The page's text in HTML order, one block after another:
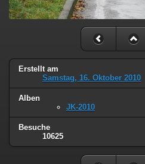
Erstellt am
Samstag, 16. Oktober 2010
Alben
JK-2010
Besuche
10625